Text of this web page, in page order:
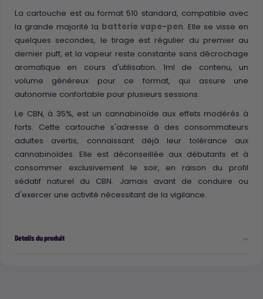
La cartouche est au format 510 standard, compatible avec
la grande majorité la batterie vape-pen. Elle se visse en
quelques secondes, le tirage est régulier du premier au
dernier puff, et la vapeur reste constante sans décrochage
aromatique en cours d'utilisation. 1ml de contenu, un
volume généreux pour ce format, qui assure une
autonomie confortable pour plusieurs sessions.
Le CBN, à 35%, est un cannabinoïde aux effets modérés à
forts. Cette cartouche s'adresse à des consommateurs
adultes avertis, connaissant déjà leur tolérance aux
cannabinoïdes. Elle est déconseillée aux débutants et à
consommer exclusivement le soir, en raison du profil
sédatif naturel du CBN. Jamais avant de conduire ou
d'exercer une activité nécessitant de la vigilance.
Détails du produit